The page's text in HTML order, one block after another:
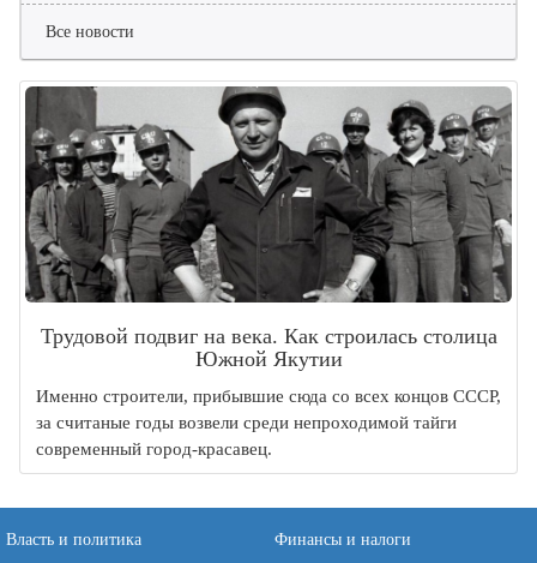
Все новости
Трудовой подвиг на века. Как строилась столица
Южной Якутии
Именно строители, прибывшие сюда со всех концов СССР,
за считаные годы возвели среди непроходимой тайги
современный город-красавец.
Власть и политика
Финансы и налоги